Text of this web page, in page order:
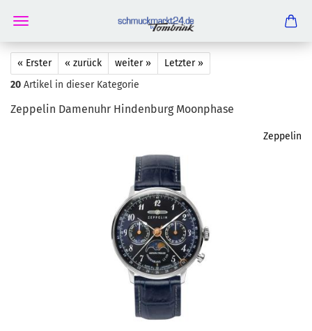
« Erster « zurück weiter »
Letzter »
20 Artikel in dieser Kategorie
Zep­pe­lin Da­men­uhr Hin­den­burg Moon­pha­se
Zeppelin